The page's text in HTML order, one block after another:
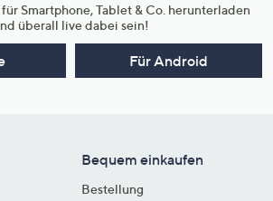
Smartphone, Tablet & Co. herunterladen
überall live dabei sein!
Für Android
Bequem einkaufen
Bestellung